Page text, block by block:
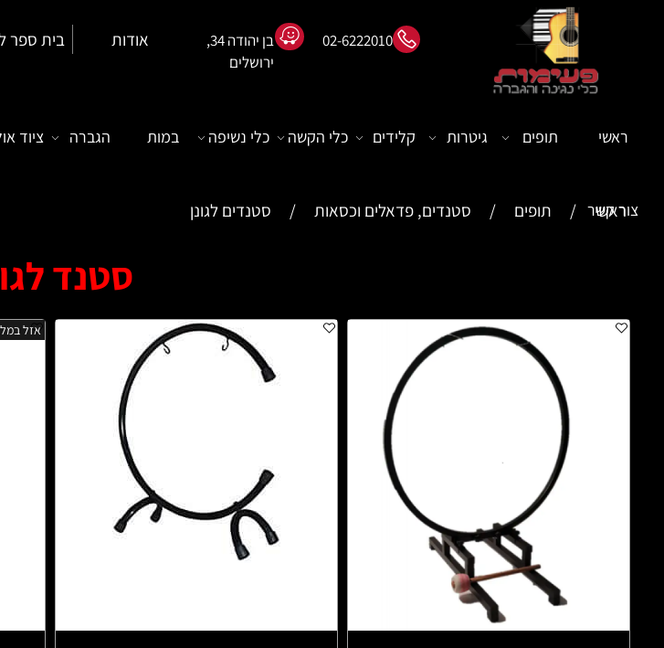
02-6222010
בן יהודה 34,
ירושלים
אודות בית ספר
ראשי תופים גיטרות קלידים כלי הקשה כלי נשיפה במות הגברה ציוד
צור קשר
ראשי / תופים / סטנדים, פדאלים וכסאות / סטנדים לגונן
סטנד
אזל